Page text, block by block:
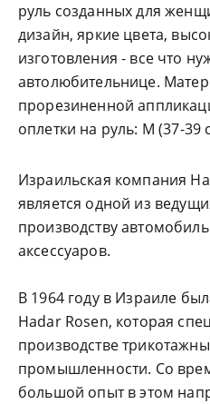
руль созданных для
дизайн, яркие цвета,
изготовления - все что
автолюбительнице.
прорезиненной
оплетки на руль: М (37-39
Израильская компания
является одной из
производству
аксессуаров.
В 1964 году в Израиле
Hadar Rosen, которая
производстве
промышленности. Со
большой опыт в этом